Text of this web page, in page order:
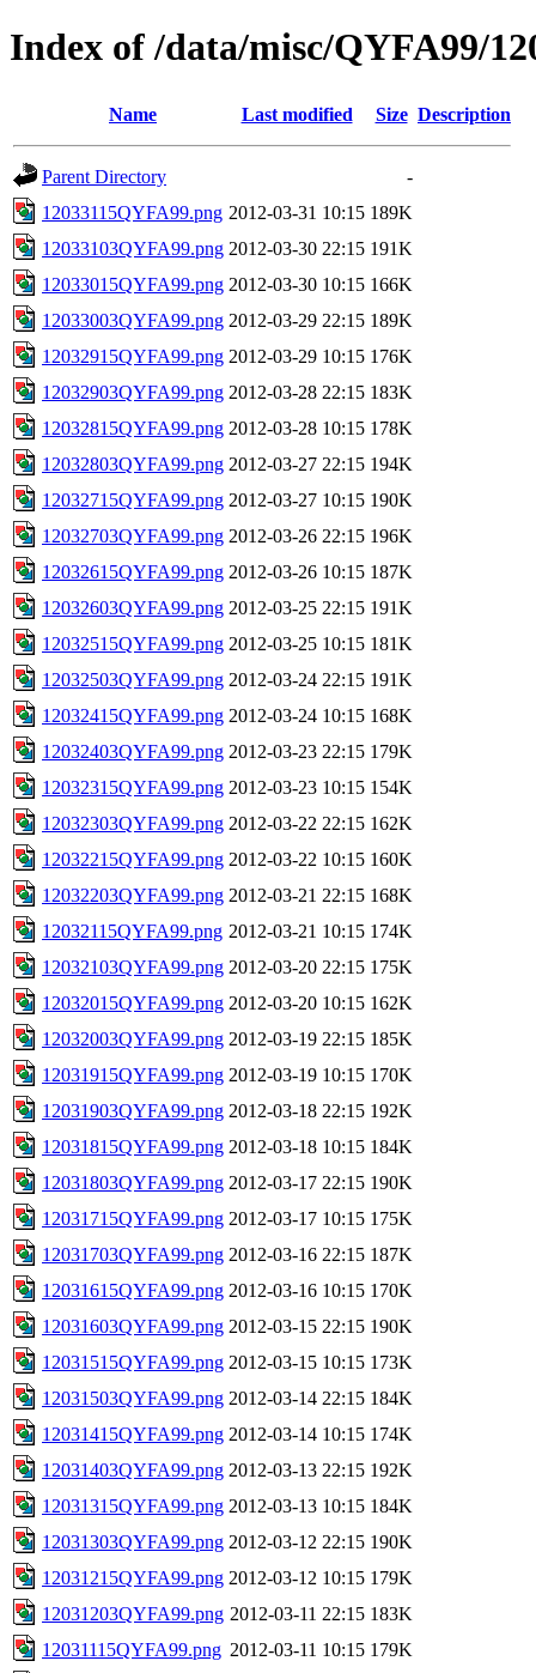
Index of /data/misc/QYFA99/
Name Last modified Size Description
Parent Directory
-
12033115QYFA99.png 2012-03-31 10:15 189K
12033103QYFA99.png 2012-03-30 22:15 191K
12033015QYFA99.png 2012-03-30 10:15 166K
12033003QYFA99.png 2012-03-29 22:15 189K
12032915QYFA99.png 2012-03-29 10:15 176K
12032903QYFA99.png 2012-03-28 22:15 183K
12032815QYFA99.png 2012-03-28 10:15 178K
12032803QYFA99.png 2012-03-27 22:15 194K
12032715QYFA99.png 2012-03-27 10:15 190K
12032703QYFA99.png 2012-03-26 22:15 196K
12032615QYFA99.png 2012-03-26 10:15 187K
12032603QYFA99.png 2012-03-25 22:15 191K
12032515QYFA99.png 2012-03-25 10:15 181K
12032503QYFA99.png 2012-03-24 22:15 191K
12032415QYFA99.png 2012-03-24 10:15 168K
12032403QYFA99.png 2012-03-23 22:15 179K
12032315QYFA99.png 2012-03-23 10:15 154K
12032303QYFA99.png 2012-03-22 22:15 162K
12032215QYFA99.png 2012-03-22 10:15 160K
12032203QYFA99.png 2012-03-21 22:15 168K
12032115QYFA99.png 2012-03-21 10:15 174K
12032103QYFA99.png 2012-03-20 22:15 175K
12032015QYFA99.png 2012-03-20 10:15 162K
12032003QYFA99.png 2012-03-19 22:15 185K
12031915QYFA99.png 2012-03-19 10:15 170K
12031903QYFA99.png 2012-03-18 22:15 192K
12031815QYFA99.png 2012-03-18 10:15 184K
12031803QYFA99.png 2012-03-17 22:15 190K
12031715QYFA99.png 2012-03-17 10:15 175K
12031703QYFA99.png 2012-03-16 22:15 187K
12031615QYFA99.png 2012-03-16 10:15 170K
12031603QYFA99.png 2012-03-15 22:15 190K
12031515QYFA99.png 2012-03-15 10:15 173K
12031503QYFA99.png 2012-03-14 22:15 184K
12031415QYFA99.png 2012-03-14 10:15 174K
12031403QYFA99.png 2012-03-13 22:15 192K
12031315QYFA99.png 2012-03-13 10:15 184K
12031303QYFA99.png 2012-03-12 22:15 190K
12031215QYFA99.png 2012-03-12 10:15 179K
12031203QYFA99.png 2012-03-11 22:15 183K
12031115QYFA99.png 2012-03-11 10:15 179K